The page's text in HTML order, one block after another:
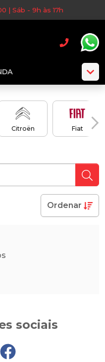
| Sáb - 9h às 17h
Citroën Fiat
Ordenar
sociais